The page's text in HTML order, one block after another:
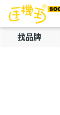
找品牌